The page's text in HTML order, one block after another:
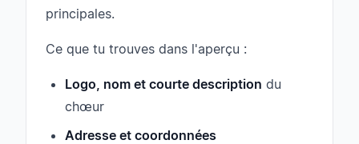
principales.
Ce que tu trouves dans l'aperçu :
Logo, nom et courte description du
chœur
Adresse et coordonnées